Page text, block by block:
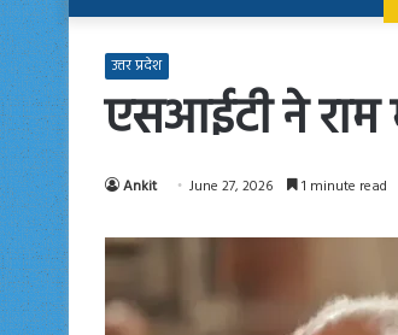
उत्तर प्रदेश
एसआईटी ने राम
Ankit June 27, 2026 1 minute read